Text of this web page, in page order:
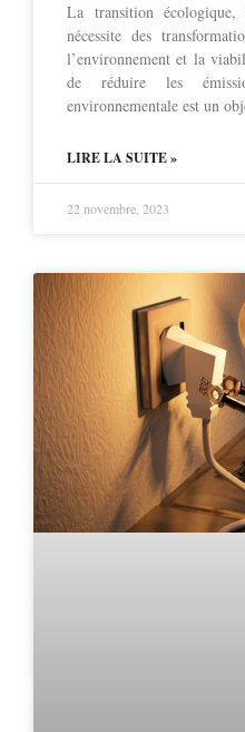
La transition
nécessite des
l’environnement et la
de réduire les
environnementale est un
LIRE LA SUITE »
22 novembre, 2023